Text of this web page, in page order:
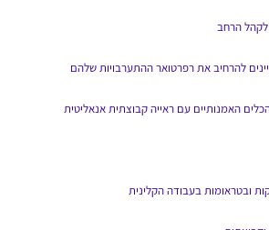
לקהל הרחב
להרחיב את רפרטוארההתערבויות שלהם
האמנותיים עם ראייה קבוצתית אנאליטית